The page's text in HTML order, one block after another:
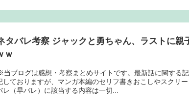
タバレ考察 ジャックと勇ちゃん、ラストに親
ｗ
当ブログは感想・考察まとめサイトです。最新話に関する記
ておりますが、マンガ本編のセリフ書きおこしやスクリー
（早バレ）に該当する内容は一切...